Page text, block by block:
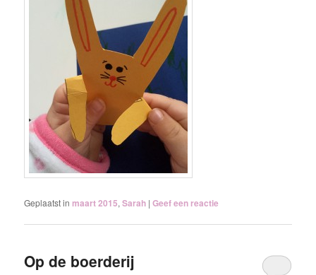
Geplaatst in maart 2015,Sarah |Geef een reactie
Op de boerderij